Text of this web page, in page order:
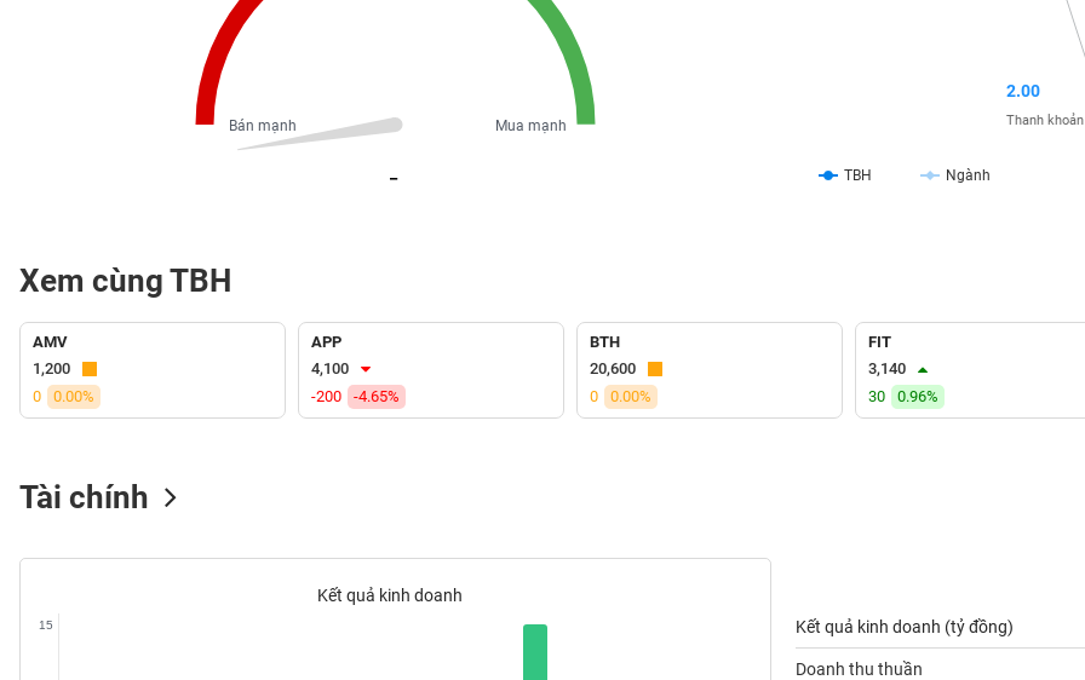
Mua mạnh
Bán mạnh
TBH Ngành
2.00
Thanh khoản
Xem cùng TBH
AMV
1,200
0
0.00%
APP
4,100
-200
-4.65%
BTH
20,600
0
0.00%
FIT
3,140
30
0.96%
Tài chính
Kết quả kinh doanh
15 Kết quả kinh doanh (tỷ đồng)
Doanh thu thuần
Ngành
(-)
VS-
SECTOR